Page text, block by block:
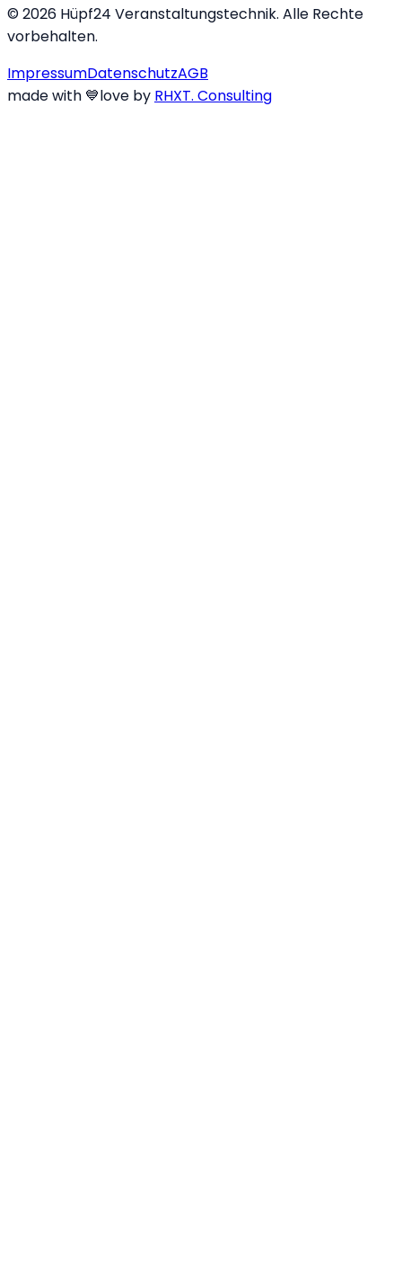
© 2026 Hüpf24 Veranstaltungstechnik. Alle Rechte
vorbehalten.
ImpressumDatenschutzAGB
made with 💙love by RHXT. Consulting